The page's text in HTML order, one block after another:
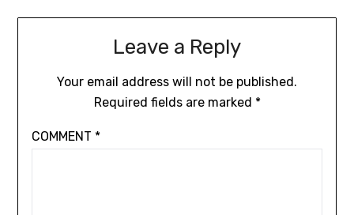
Leave a Reply
Your email address will not be published.
Required fields are marked *
COMMENT *